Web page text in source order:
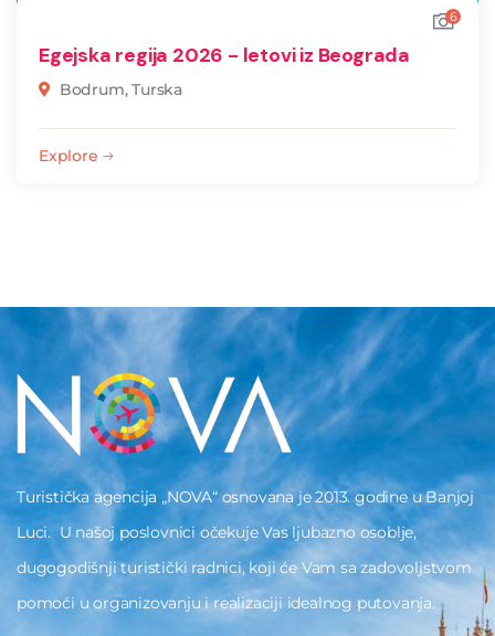
6
Egejska regija 2026 - letovi iz Beograda
Bodrum, Turska
Explore
Turistička agencija „NOVA“ osnovana je 2013. godine u Banjoj
Luci. U našoj poslovnici očekuje Vas ljubazno osoblje,
dugogodišnji turistički radnici, koji će Vam sa zadovoljstvom
pomoći u organizovanju i realizaciji idealnog putovanja.